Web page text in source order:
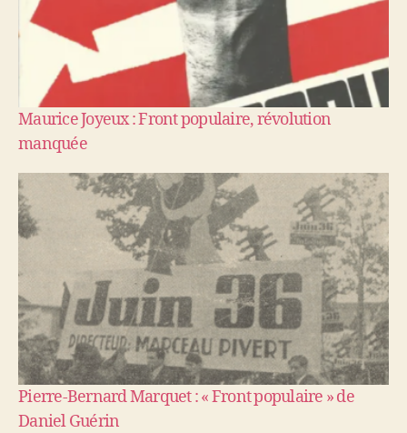
Maurice Joyeux : Front populaire, révolution
manquée
Pierre-Bernard Marquet : « Front populaire » de
Daniel Guérin